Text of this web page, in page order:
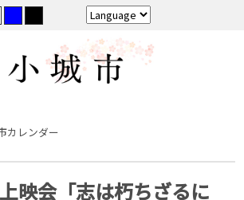
カレンダー
映会「志は朽ちざるに